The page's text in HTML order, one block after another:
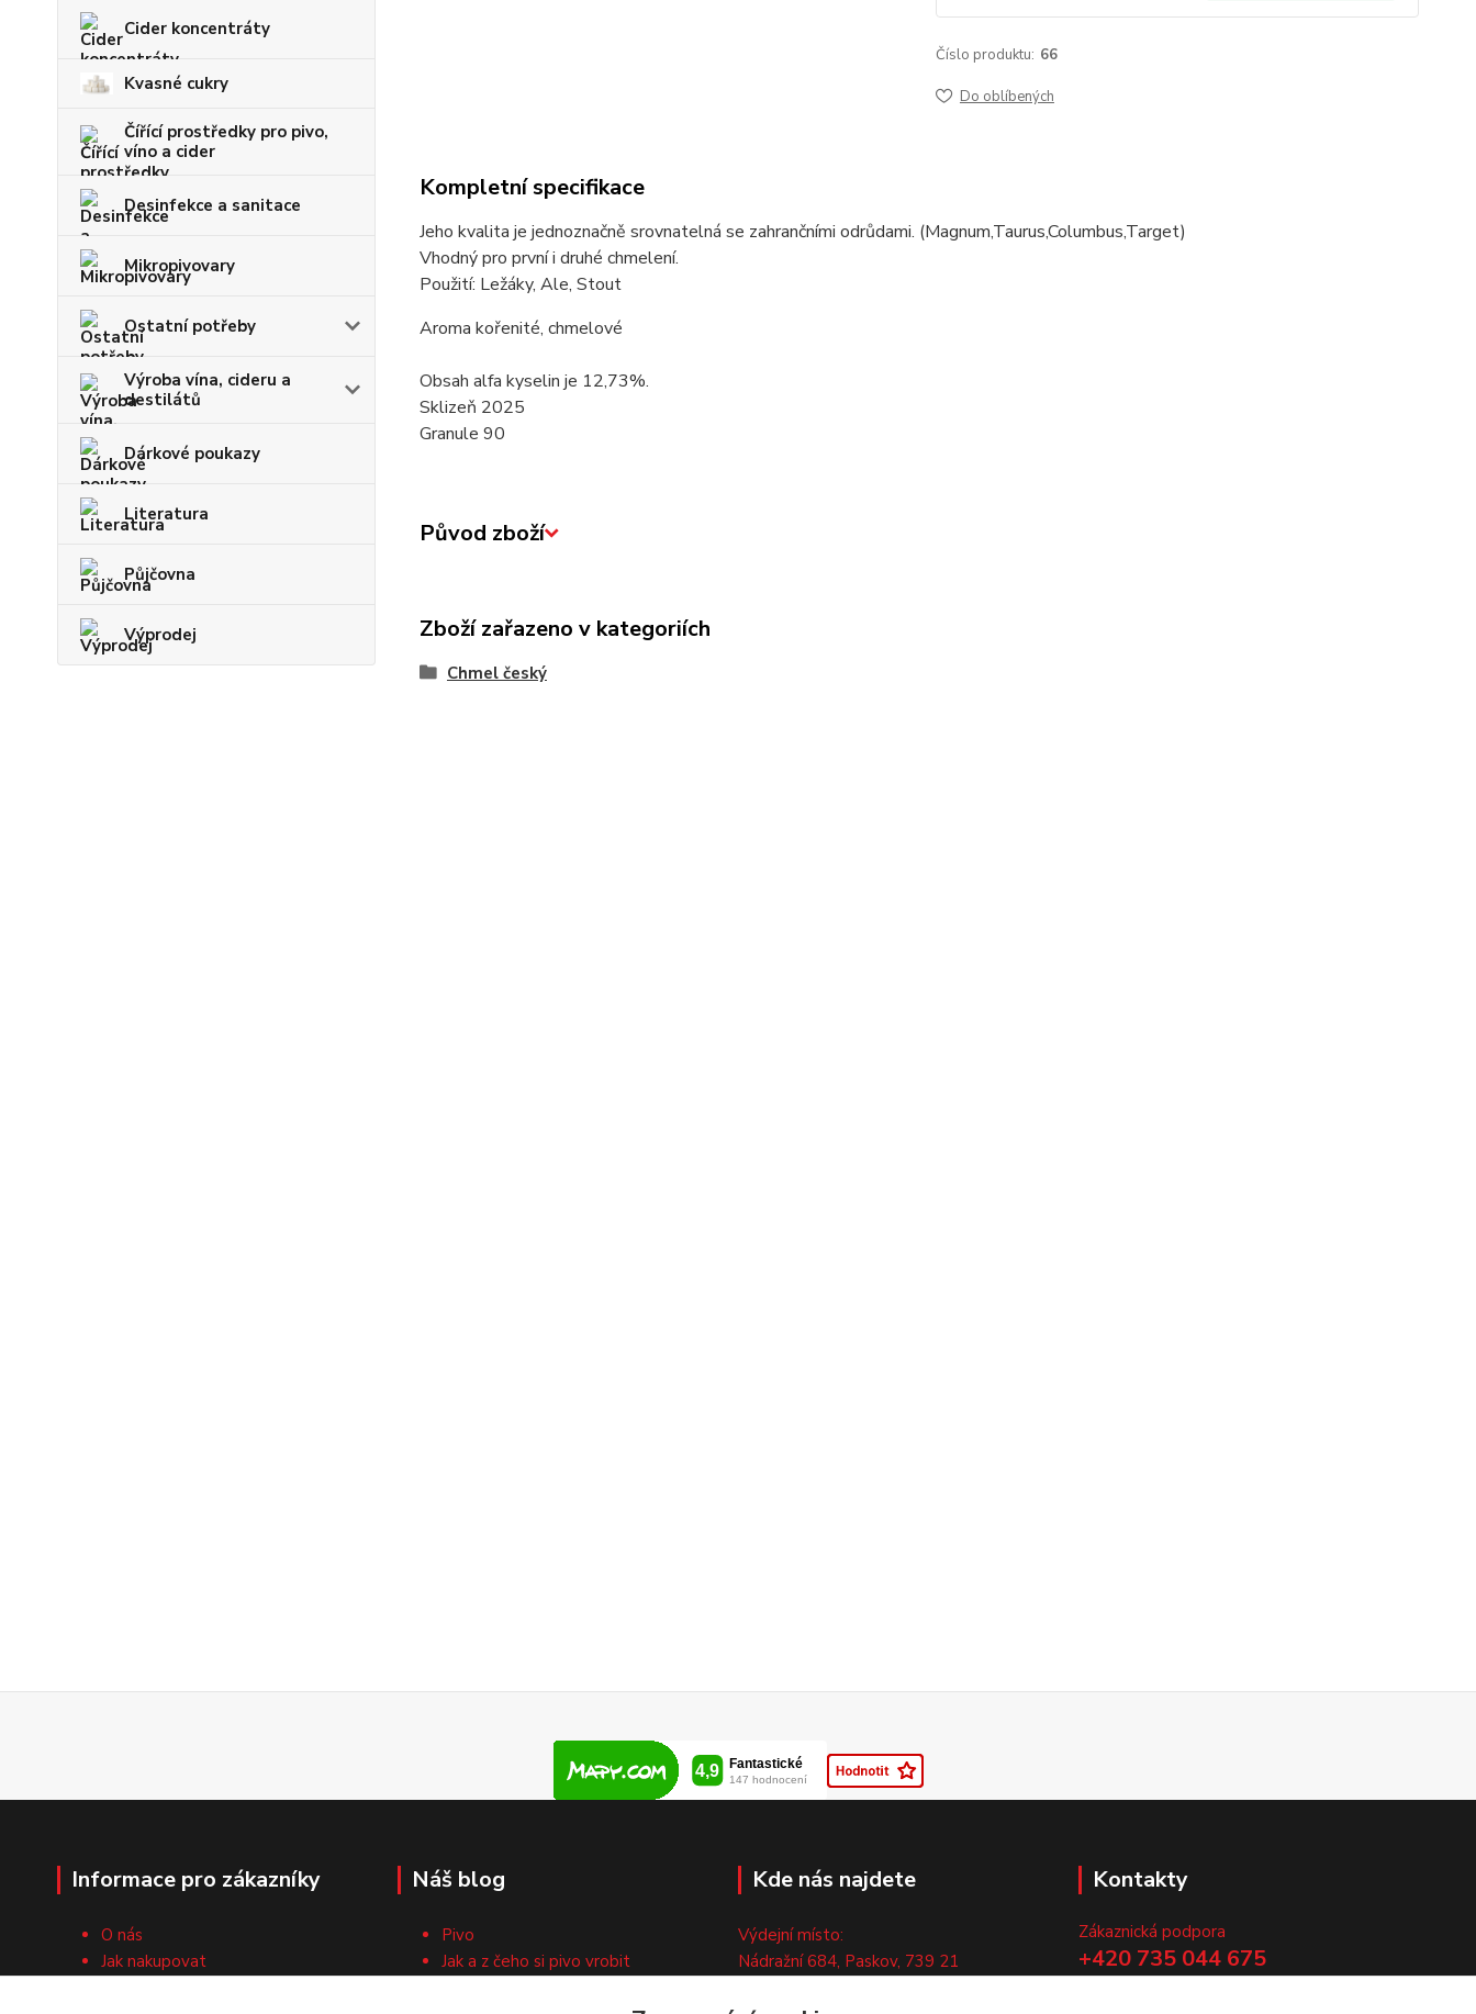
Cider koncentráty
Kvasné cukry
Čířící prostředky pro pivo,
víno a cider
Desinfekce a sanitace
Mikropivovary
Ostatní potřeby
Výroba vína, cideru a
destilátů
Dárkové poukazy
Literatura
Půjčovna
Výprodej
Číslo produktu: 66
Do oblíbených
Kompletní specifikace
Jeho kvalita je jednoznačně srovnatelná se zahrančními odrůdami. (Magnum,Taurus,Columbus,Target)
Vhodný pro první i druhé chmelení.
Použití: Ležáky, Ale, Stout
Aroma kořenité, chmelové
Obsah alfa kyselin je 12,73%.
Sklizeň 2025
Granule 90
Původ zboží
Zboží zařazeno v kategoriích
Chmel český
Informace pro zákazníky
O nás
Jak nakupovat
Náš blog
Pivo
Jak a z čeho si pivo vrobit
Kde nás najdete
Výdejní místo:
Nádražní 684, Paskov, 739 21
Pouze po předchozí tel. domluvě.
Kontakty
Zákaznická podpora
+420 735 044 675